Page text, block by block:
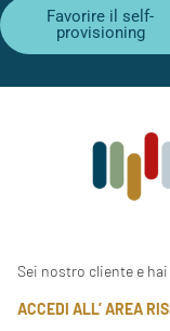
Favorire il self-
provisioning
Sei nostro cliente e
ACCEDI ALL’ AREA